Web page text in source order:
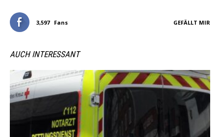
3,597 Fans GEFÄLLT MIR
AUCH INTERESSANT